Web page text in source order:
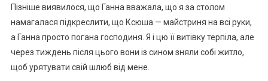
Пізніше виявилося, що Ганна вважала, що я за столом
намагалася підкреслити, що Ксюша — майстриня на всі руки,
а Ганна просто погана господиня. Я і цю її витівку терпіла, але
через тиждень після цього вони із сином зняли собі житло,
щоб урятувати свій шлюб від мене.